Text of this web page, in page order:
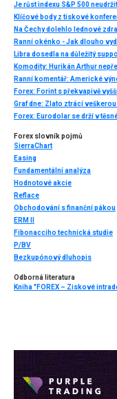
Je růst indexu S&P 500
Klíčové body z tiskové
Ranní okénko - Jak dlouho
Libra dosedla na důležitý
Forex: Forint s překvapivě
Forex: Eurodolar se drží v
Forex slovník pojmů
SierraChart
Easing
Fundamentální analýza
Hodnotové akcie
Reflace
Obchodování s finanční pákou
ERM II
Fibonacciho technická studie
P/BV
Bezkupónový dluhopis
Odborná literatura